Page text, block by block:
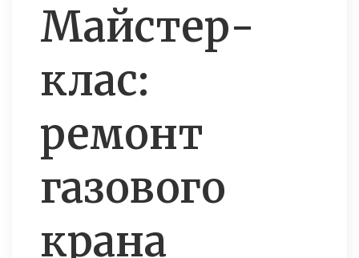
Майстер-
клас:
ремонт
газового
крана